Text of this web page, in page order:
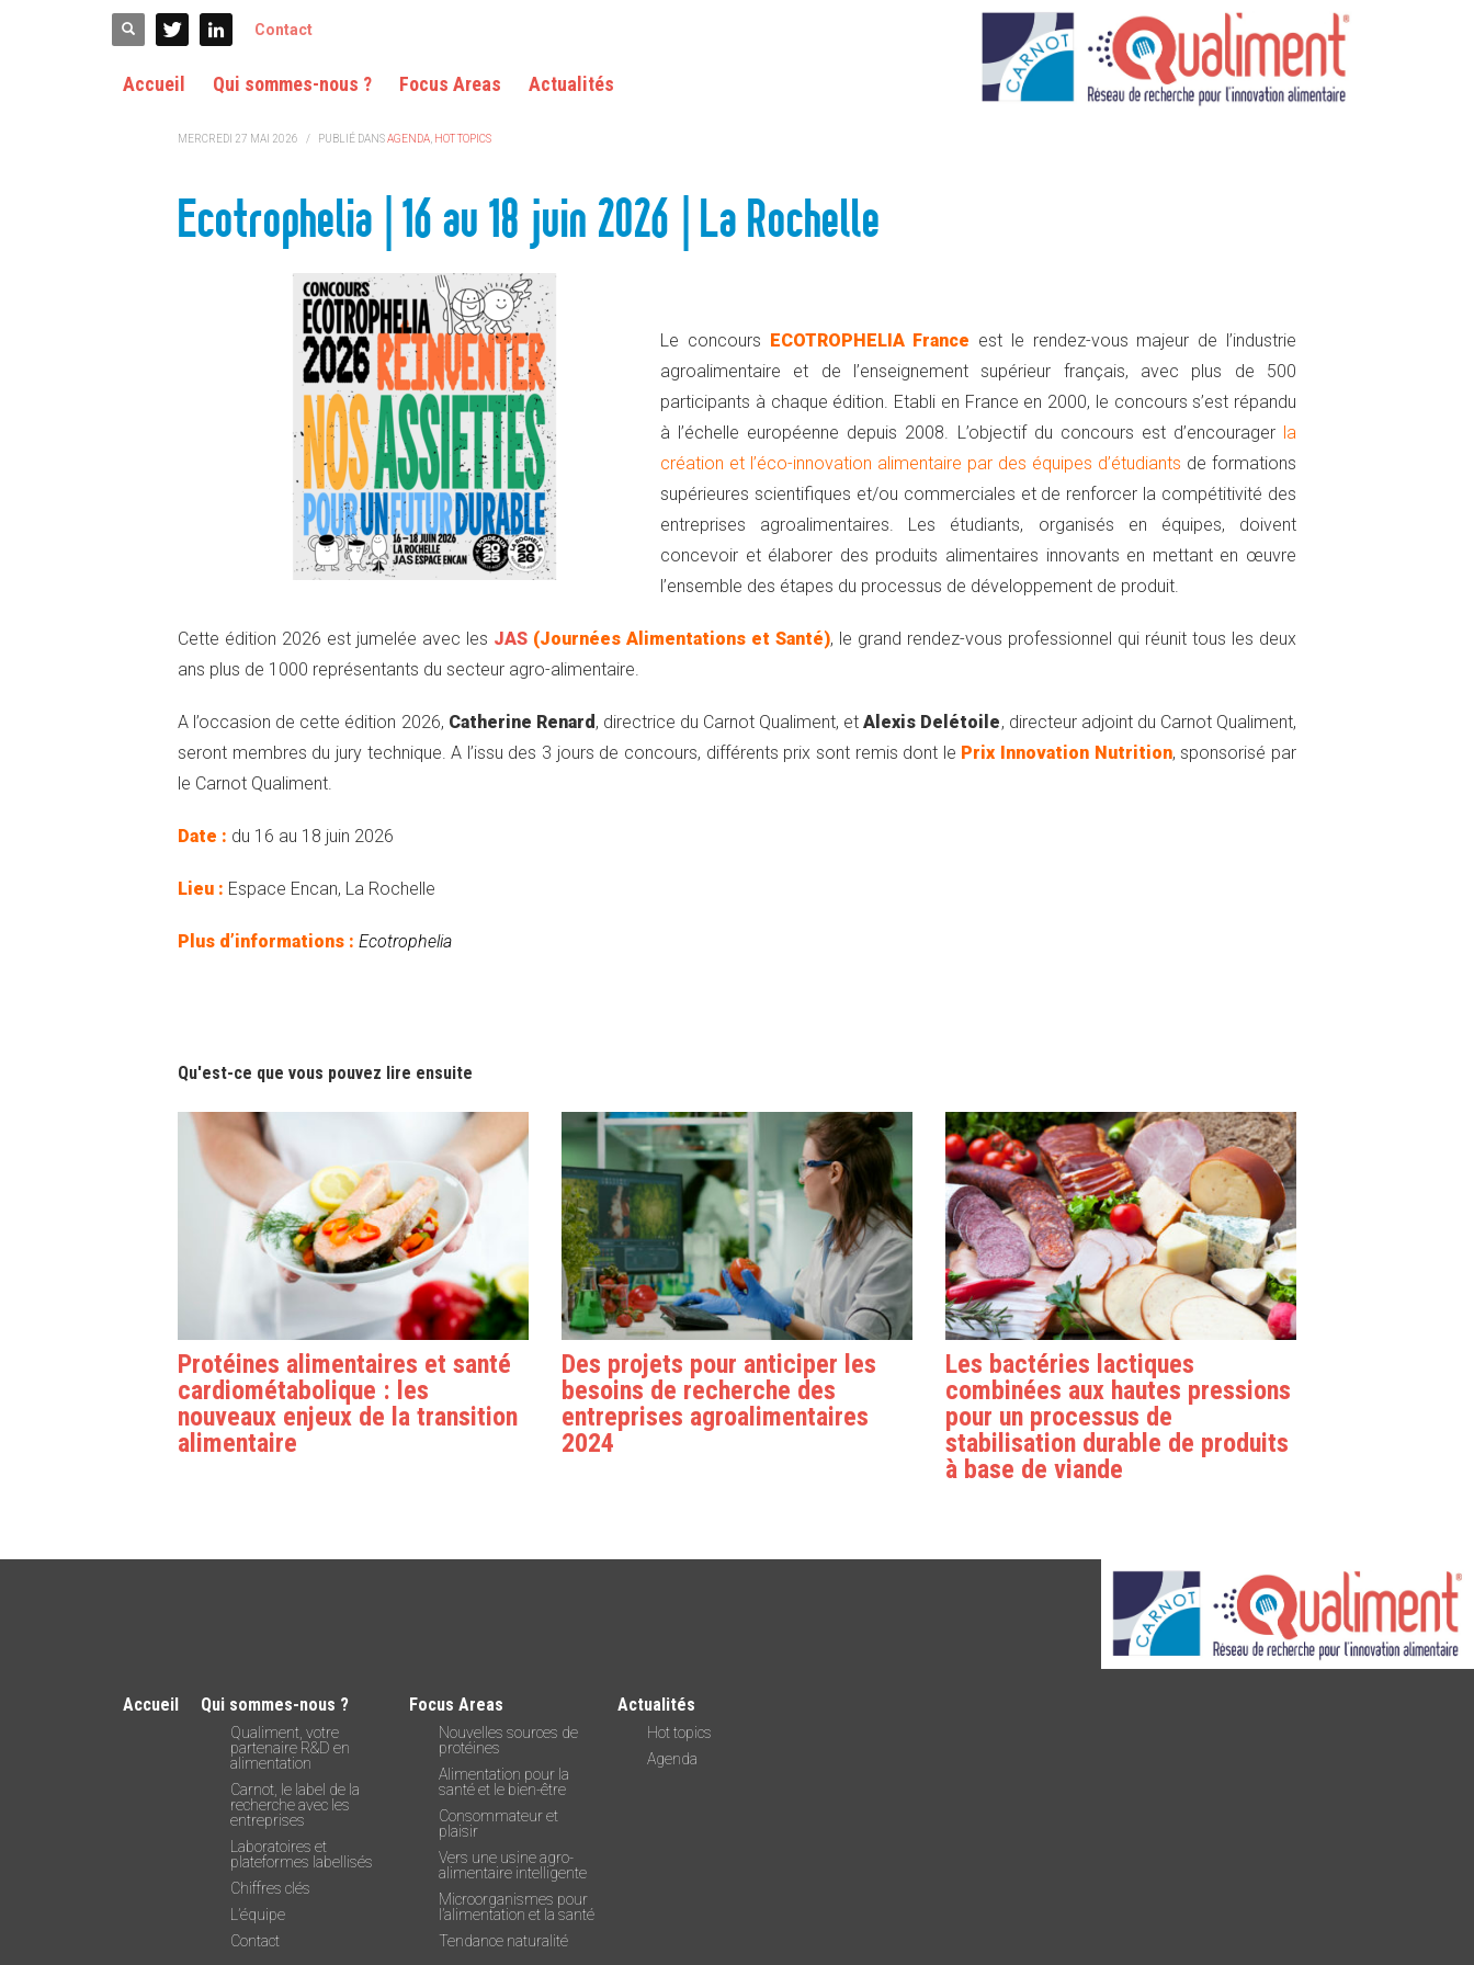
Contact
Accueil Qui sommes-nous ? Focus Areas Actualités
ACCUEIL AGENDA ECOTROPHELIA | 16 AU 18 JUIN 2026 | LA ROCHELLE
MERCREDI 27 MAI 2026 / PUBLIÉ DANSAGENDA HOT TOPICS
Ecotrophelia | 16 au 18 juin 2026 | La Rochelle
Le concours ECOTROPHELIA France est le rendez-vous majeur de l’industrie
agroalimentaire et de l’enseignement supérieur français, avec plus de 500
participants à chaque édition. Etabli en France en 2000, le concours s’est répandu
à l’échelle européenne depuis 2008. L’objectif du concours est d’encourager la
création et l’éco-innovation alimentaire par des équipes d’étudiants de formations
supérieures scientifiques et/ou commerciales et de renforcer la compétitivité des
entreprises agroalimentaires. Les étudiants, organisés en équipes, doivent
concevoir et élaborer des produits alimentaires innovants en mettant en œuvre
l’ensemble des étapes du processus de développement de produit.
Cette édition 2026 est jumelée avec les JAS (Journées Alimentations et Santé), le grand rendez-vous professionnel qui réunit tous les deux
ans plus de 1000 représentants du secteur agro-alimentaire.
A l’occasion de cette édition 2026, Catherine Renard , directrice du Carnot Qualiment, etAlexis Delétoile, directeur adjoint du Carnot Qualiment,
seront membres du jury technique. A l’issu des 3 jours de concours, différents prix sont remis dont le Prix Innovation Nutrition, sponsorisé par
le Carnot Qualiment.
Date : du 16 au 18 juin 2026
Lieu : Espace Encan, La Rochelle
Plus d’informations : Ecotrophelia
Qu'est-ce que vous pouvez lire ensuite
Protéines alimentaires et santé
cardiométabolique : les
nouveaux enjeux de la transition
alimentaire
Des projets pour anticiper les
besoins de recherche des
entreprises agroalimentaires
2024
Les bactéries lactiques
combinées aux hautes pressions
pour un processus de
stabilisation durable de produits
à base de viande
Accueil Qui sommes-nous ?
Qualiment, votre
partenaire R&D en
alimentation
Carnot, le label de la
recherche avec les
entreprises
Laboratoires et
plateformes labellisés
Chiffres clés
L’équipe
Contact
Focus Areas
Nouvelles sources de
protéines
Alimentation pour la
santé et le bien-être
Consommateur et
plaisir
Vers une usine agro-
alimentaire intelligente
Microorganismes pour
l’alimentation et la santé
Tendance naturalité
Actualités
Hot topics
Agenda